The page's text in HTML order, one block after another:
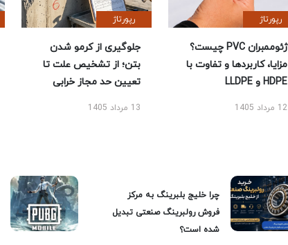
رپورتاژ
ژئوممبران PVC چیست؟
مزایا، کاربردها و تفاوت با
HDPE و LLDPE
12 مرداد 1405
رپورتاژ
جلوگیری از کرمو شدن
بتن؛ از تشخیص علت تا
تعیین حد مجاز خرابی
13 مرداد 1405
چرا خلیج بلبرینگ به مرکز
فروش رولبرینگ صنعتی تبدیل
شده است؟